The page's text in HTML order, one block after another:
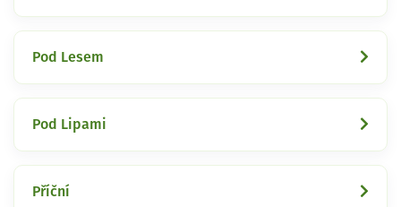
Pod Lesem
Pod Lipami
Příční